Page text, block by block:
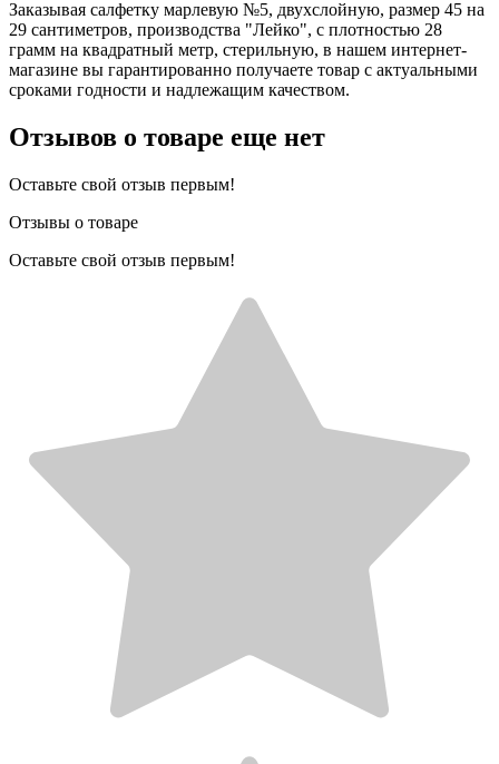
Заказывая салфетку марлевую №5, двухслойную, размер 45 на
29 сантиметров, производства "Лейко", с плотностью 28
грамм на квадратный метр, стерильную, в нашем интернет-
магазине вы гарантированно получаете товар с актуальными
сроками годности и надлежащим качеством.
Отзывов о товаре еще нет
Оставьте свой отзыв первым!
Отзывы о товаре
Оставьте свой отзыв первым!